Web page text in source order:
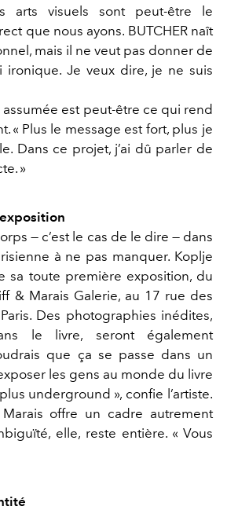
arts visuels sont peut-être le
que nous ayons. BUTCHER naît
mais il ne veut pas donner de
ironique. Je veux dire, je ne suis
est peut-être ce qui rend
« Plus le message est fort, plus je
Dans ce projet, j’ai dû parler de
»
— c’est le cas de le dire — dans
à ne pas manquer. Koplje
sa toute première exposition, du
& Marais Galerie, au 17 rue des
Des photographies inédites,
le livre, seront également
que ça se passe dans un
les gens au monde du livre
underground », confie l’artiste.
offre un cadre autrement
elle, reste entière. « Vous